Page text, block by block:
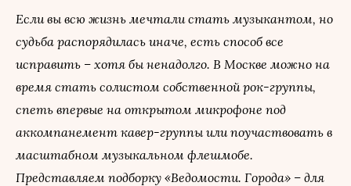
Если вы всю жизнь мечтали стать музыкантом, но
судьба распорядилась иначе, есть способ все
исправить – хотя бы ненадолго. В Москве можно на
время стать солистом собственной рок-группы,
спеть впервые на открытом микрофоне под
аккомпанемент кавер-группы или поучаствовать в
масштабном музыкальном флешмобе.
Представляем подборку «Ведомости. Города» – для